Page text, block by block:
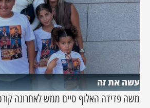
עשה את זה
משה פדידה האלוף סיים ממש לאחרונה